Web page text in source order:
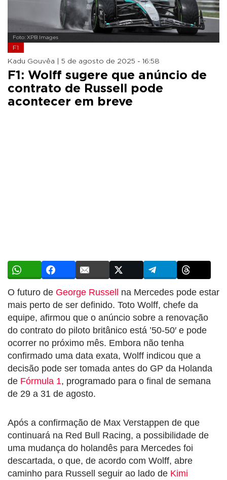
Foto: XPB Images
F1
Kadu Gouvêa | 5 de agosto de 2025 - 16:58
F1: Wolff sugere que anúncio de
contrato de Russell pode
acontecer em breve
O futuro de George Russell na Mercedes pode estar
mais perto de ser definido. Toto Wolff, chefe da
equipe, afirmou que o anúncio sobre a renovação
do contrato do piloto britânico está ’50-50′ e pode
ocorrer no próximo mês. Embora não tenha
confirmado uma data exata, Wolff indicou que a
decisão pode ser tomada antes do GP da Holanda
de Fórmula 1, programado para o final de semana
de 29 a 31 de agosto.
Após a confirmação de Max Verstappen de que
continuará na Red Bull Racing, a possibilidade de
uma mudança do holandês para Mercedes foi
descartada, o que, de acordo com Wolff, abre
caminho para Russell seguir ao lado de Kimi